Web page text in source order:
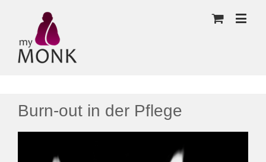
Burn-out in der Pflege